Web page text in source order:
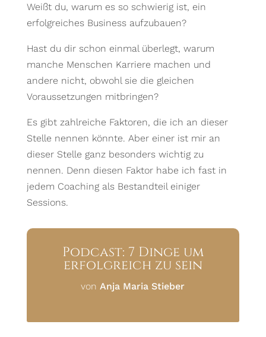
Weißt du, warum es so schwierig ist, ein
erfolgreiches Business aufzubauen?
Hast du dir schon einmal überlegt, warum
manche Menschen Karriere machen und
andere nicht, obwohl sie die gleichen
Voraussetzungen mitbringen?
Es gibt zahlreiche Faktoren, die ich an dieser
Stelle nennen könnte. Aber einer ist mir an
dieser Stelle ganz besonders wichtig zu
nennen. Denn diesen Faktor habe ich fast in
jedem Coaching als Bestandteil einiger
Sessions.
Podcast: 7 Dinge um
erfolgreich zu sein
von Anja Maria Stieber